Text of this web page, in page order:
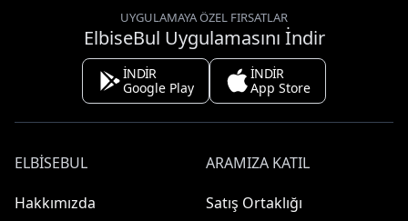
UYGULAMAYA ÖZEL FIRSATLAR
ElbiseBul Uygulamasını İndir
İNDİR
Google Play
İNDİR
App Store
ELBISEBUL
Hakkımızda
ARAMIZA KATIL
Satış Ortaklığı